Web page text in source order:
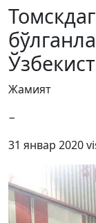
Жамият
−
31 январ 2020